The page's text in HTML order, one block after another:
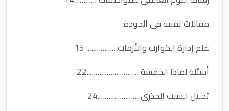
مقالات تقنية فى الجودة:
علم إدارة الكوارث والأزمات…………….. 15
أسئلة لماذا الخمسة………………………..22
تحليل السبب الجذرى ………………….24